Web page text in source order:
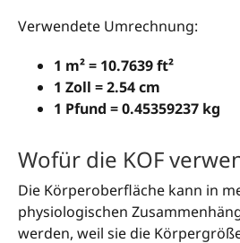
Verwendete Umrechnung:
1 m² = 10.7639 ft²
1 Zoll = 2.54 cm
1 Pfund = 0.45359237 kg
Wofür die KOF
Die Körperoberfläche kann in
physiologischen
werden, weil sie die